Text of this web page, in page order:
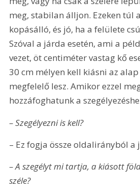
meg, stabilan álljon. Ezeken túl
kopásálló, és jó, ha a felülete
Szóval a járda esetén, ami a
vezet, öt centiméter vastag kő
30 cm mélyen kell kiásni az alap
megfelelő lesz. Amikor ezzel
hozzáfoghatunk a
– Szegélyezni is kell?
– Ez fogja össze oldalirányból a
– A szegélyt mi tartja, a kiásott
széle?